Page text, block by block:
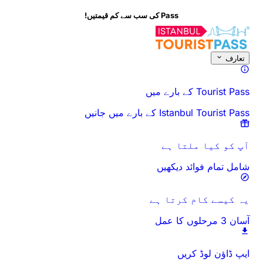
تعارف
Tourist Pass کے بارے میں
Istanbul Tourist Pass کے بارے میں جانیں
آپ کو کیا ملتا ہے
شامل تمام فوائد دیکھیں
یہ کیسے کام کرتا ہے
آسان 3 مرحلوں کا عمل
ایپ ڈاؤن لوڈ کریں